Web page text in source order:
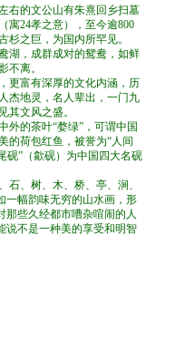
右的文公山有朱熹回乡扫墓
寓24孝之意），至今逾800
杉之巨，为国内所罕见。
，成群成对的鸳鸯，如鲜
不离。
富有深厚的文化内涵，历
杰地灵，名人辈出，一门九
其文风之盛。
外的茶叶“婺绿”，可谓中国
的荷包红鱼，被誉为“人间
砚”（歙砚）为中国四大名砚
、树、木、桥、亭、涧、
一幅韵味无穷的山水画，形
那些久经都市嘈杂喧闹的人
说不是一种美的享受和明智